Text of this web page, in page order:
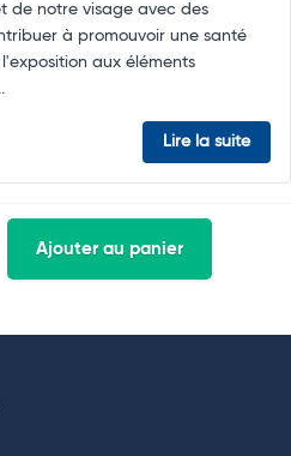
de notre visage avec des
à promouvoir une santé
aux éléments
Lire la suite
Ajouter au panier